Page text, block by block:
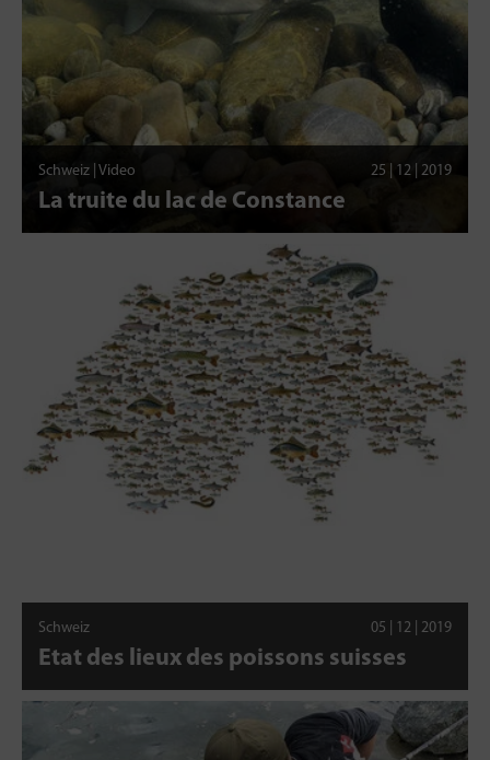
Schweiz | Video 25 | 12 | 2019
La truite du lac de Constance
Schweiz 05 | 12 | 2019
Etat des lieux des poissons suisses